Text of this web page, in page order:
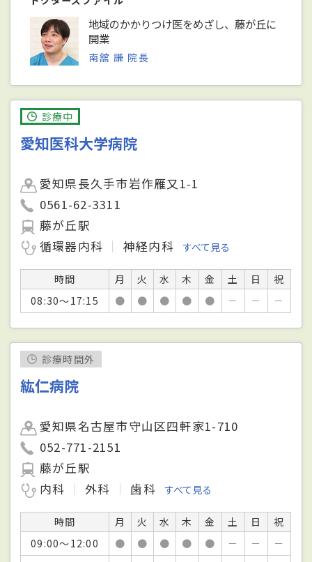
地域のかかりつけ医をめざし、藤が丘に
開業
南舘 謙 院長
診療中
愛知医科大学病院
愛知県長久手市岩作雁又1-1
0561-62-3311
藤が丘駅
循環器内科
神経内科 すべて見る
時間 月 火 水 木 金 土 日
祝
08:30～17:15
● ● ● ● ● － － －
診療時間外
紘仁病院
愛知県名古屋市守山区四軒家1-710
052-771-2151
藤が丘駅
内科
外科 歯科 すべて見る
時間 月 火 水 木 金 土 日
祝
09:00～12:00
● ● ● ● ● － －
－